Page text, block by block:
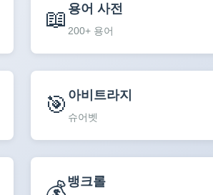
📖 용어 사전
200+ 용어
🎯 아비트라지
슈어벳
뱅크롤